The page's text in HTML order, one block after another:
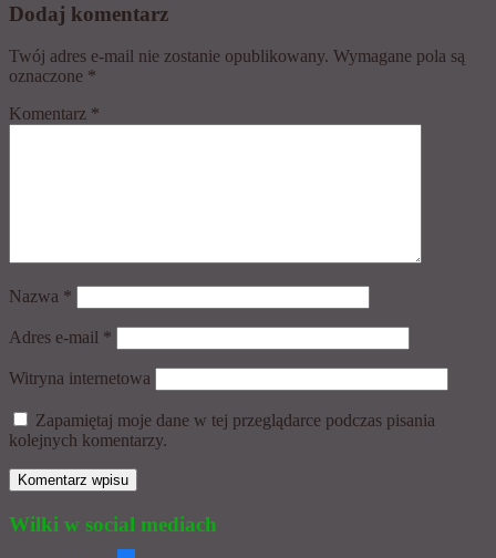
Dodaj komentarz
Twój adres e-mail nie zostanie opublikowany. Wymagane pola są
oznaczone *
Komentarz *
Nazwa *
Adres e-mail *
Witryna internetowa
Zapamiętaj moje dane w tej przeglądarce podczas pisania
kolejnych komentarzy.
Wilki w social mediach